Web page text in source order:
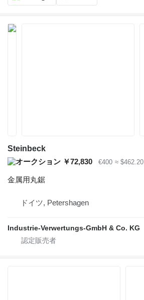
Steinbeck
￥72,830
€400 ≈ $462.20
金属用丸鋸
ドイツ, Petershagen
Industrie-Verwertungs-GmbH & Co. KG